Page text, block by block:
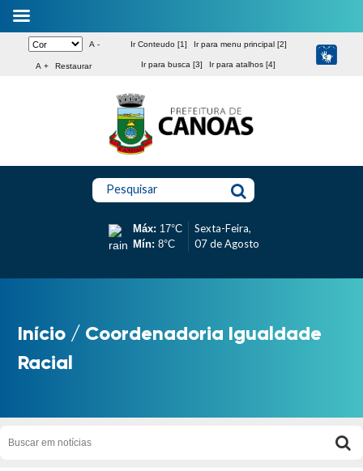
A -
A + Restaurar
Ir Conteudo [1] Ir para menu principal [2]
Ir para busca [3] Ir para atalhos [4]
Pesquisar
Máx: 17°C
Mín: 8°C
Sexta-Feira,
07 de Agosto
Início / Coordenadoria Igualdade
Racial